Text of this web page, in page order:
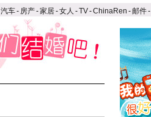
汽车- 房产-家居-女人 -TV-ChinaRen -邮件-